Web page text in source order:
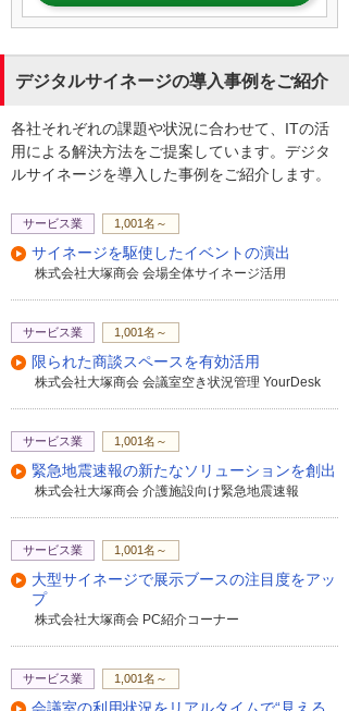
店舗・施設から持ち帰った、場所・時間・
その情報をもとに、お客様へPUSH通知でお
知らせしたり新しいコンテンツを配布する
こうした多くの機能を兼ね備えたABook
用を想定しています
面接客ツールとしても使うことができ、人
材のスキルに依存することなく安心してご
活用いただけます
さらにタブレットだけではなく既存の大型
テレビに映像を流してお客様の興味を引き
付け、お客様はタブレットでコンテンツを
閲覧・検索し持ち帰ることが可能となりま
す
ABook SmartLinkは量販店・スーパー・百貨
店・ショッピングモールなどの店舗や観光
名所・ショールーム・美術館・展示場など
広告だけでなく、販促、接客までもカバ
ー。
デジタルサイネージの導入事例をご紹介
各社それぞれの課題や状況に合わせて、ITの活
用による解決方法をご提案しています。デジタ
ルサイネージを導入した事例をご紹介します。
サービス業 1,001名～
サイネージを駆使したイベントの演出
株式会社大塚商会 会場全体サイネージ活用
サービス業 1,001名～
限られた商談スペースを有効活用
株式会社大塚商会 会議室空き状況管理 YourDesk
サービス業 1,001名～
緊急地震速報の新たなソリューションを創出
株式会社大塚商会 介護施設向け緊急地震速報
サービス業 1,001名～
大型サイネージで展示ブースの注目度をアッ
プ
株式会社大塚商会 PC紹介コーナー
サービス業 1,001名～